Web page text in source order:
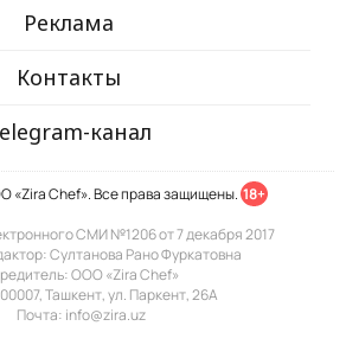
Реклама
Контакты
канал
«Zira Chef». Все права защищены. 18+
СМИ №1206 от 7 декабря 2017
Султанова Рано Фуркатовна
ООО «Zira Chef»
Ташкент, ул. Паркент, 26А
Почта: info@zira.uz